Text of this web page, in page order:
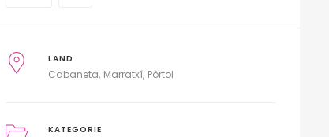
LAND
Cabaneta Marratxí Pòrtol
KATEGORIE